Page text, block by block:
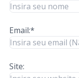
Email:*
Site: